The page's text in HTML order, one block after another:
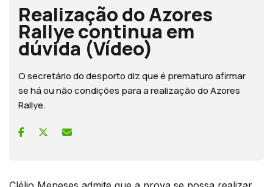
Realização do Azores
Rallye continua em
dúvida (Vídeo)
O secretário do desporto diz que é prematuro afirmar
se há ou não condições para a realização do Azores
Rallye.